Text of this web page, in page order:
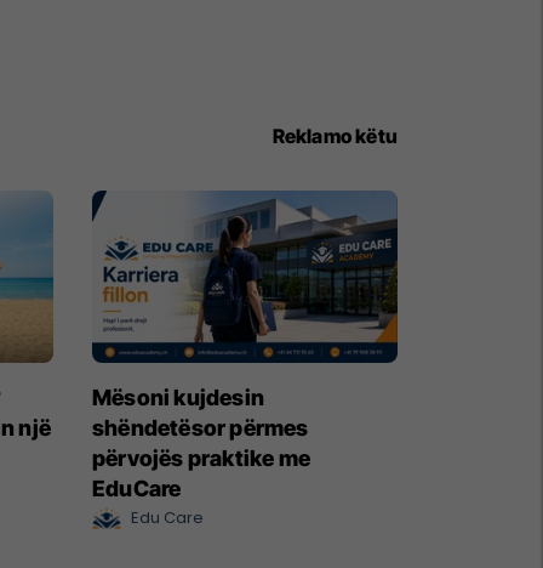
Reklamo këtu
një
Mësoni kujdesin
shëndetësor përmes
përvojës praktike me
EduCare
Edu Care